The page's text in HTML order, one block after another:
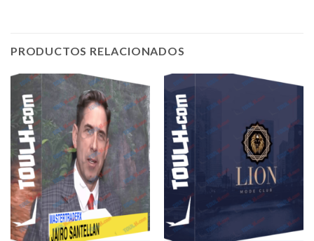
PRODUCTOS RELACIONADOS